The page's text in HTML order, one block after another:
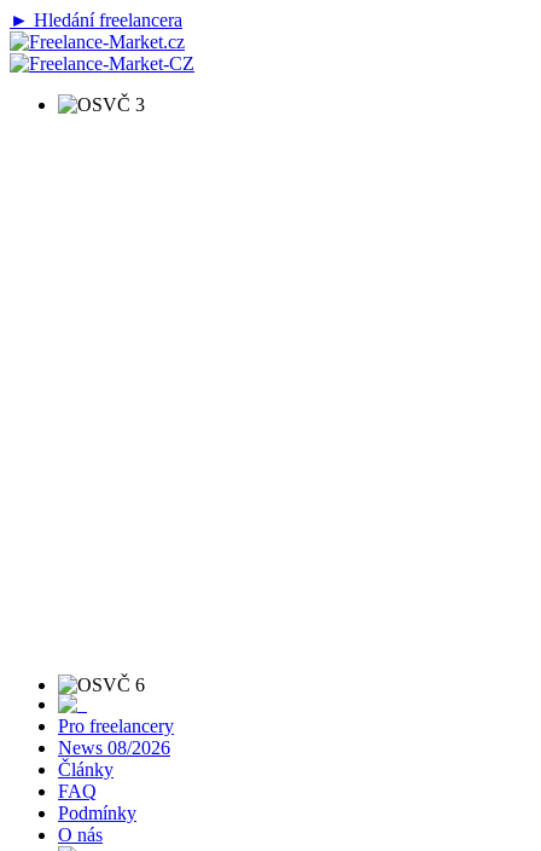
► Hledání freelancera
Pro freelancery
News 08/2026
Články
FAQ
Podmínky
O nás